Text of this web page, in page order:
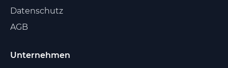
Datenschutz
AGB
Unternehmen